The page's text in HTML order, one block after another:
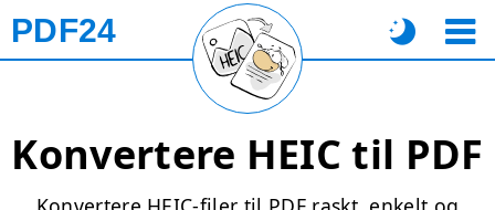
PDF24
Konvertere HEIC til PDF